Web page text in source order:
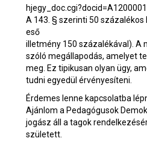
A 143. § szerinti 50
eső
illetmény 150 százalékával). A
szóló megállapodás, amelyet
meg. Ez tipikusan olyan ügy,
tudni egyedül érvényesíteni.
Érdemes lenne kapcsolatba
Ajánlom a Pedagógusok
jogász áll a tagok
született.